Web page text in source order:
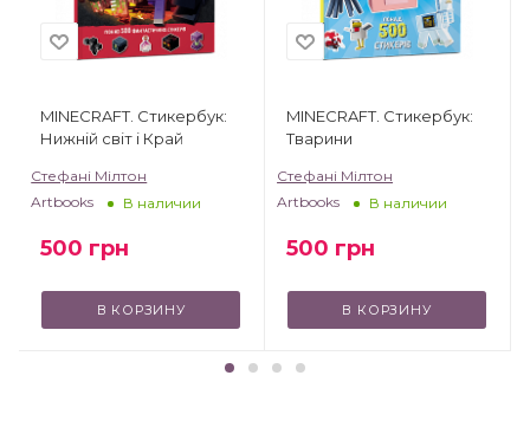
MINECRAFT. Стикербук:
Нижній світ і Край
Стефані Мілтон
Artbooks
В наличии
500 грн
В КОРЗИНУ
MINECRAFT. Стикербук:
Тварини
Стефані Мілтон
Artbooks
В наличии
500 грн
В КОРЗИНУ